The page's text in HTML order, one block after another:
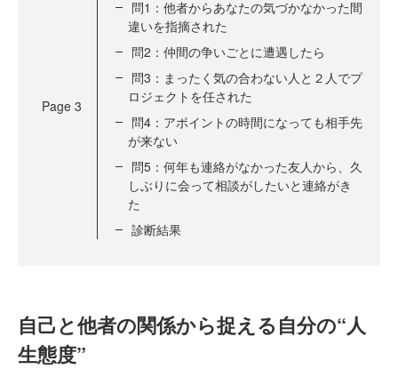
Page 3
問1：他者からあなたの気づかなかった間
違いを指摘された
問2：仲間の争いごとに遭遇したら
問3：まったく気の合わない人と２人でプ
ロジェクトを任された
問4：アポイントの時間になっても相手先
が来ない
問5：何年も連絡がなかった友人から、久
しぶりに会って相談がしたいと連絡がき
た
診断結果
自己と他者の関係から捉える自分の“人
生態度”